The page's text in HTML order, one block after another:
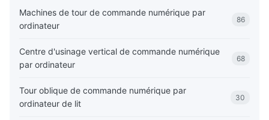
Machines de tour de commande numérique par
ordinateur
86
Centre d'usinage vertical de commande numérique
par ordinateur
68
Tour oblique de commande numérique par
ordinateur de lit
30